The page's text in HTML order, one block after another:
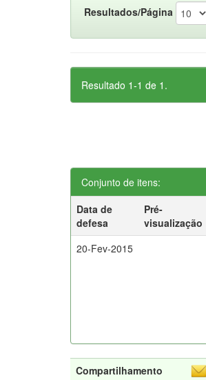
Resultados/Página
Resultado 1-1 de 1.
Conjunto de itens:
Data de
defesa
Pré-
visualização
20-Fev-2015
Compartilhamento